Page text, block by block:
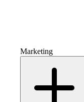
Marketing